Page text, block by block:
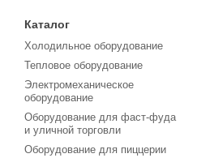
Каталог
Холодильное оборудование
Тепловое оборудование
Электромеханическое
оборудование
Оборудование для фаст-фуда
и уличной торговли
Оборудование для пиццерии